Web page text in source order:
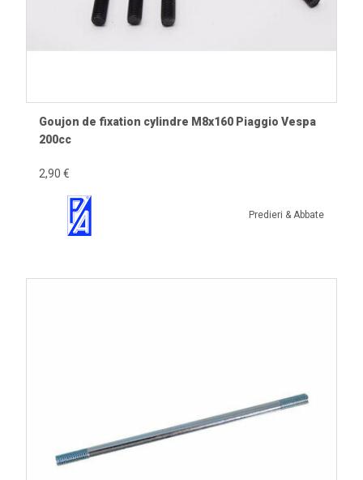
Goujon de fixation cylindre M8x160 Piaggio Vespa
200cc
2,90 €
Predieri & Abbate